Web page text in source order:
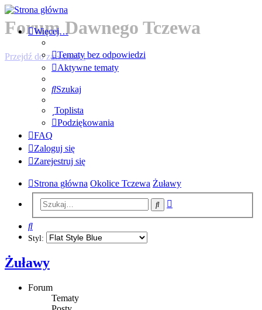
Forum Dawnego Tczewa
Przejdź do zawartości
Więcej…
Tematy bez odpowiedzi
Aktywne tematy
Szukaj
Toplista
Podziękowania
FAQ
Zaloguj się
Zarejestruj się
Strona główna Okolice Tczewa Żuławy
Szukaj
Szukaj
Styl:
Żuławy
Forum
Tematy